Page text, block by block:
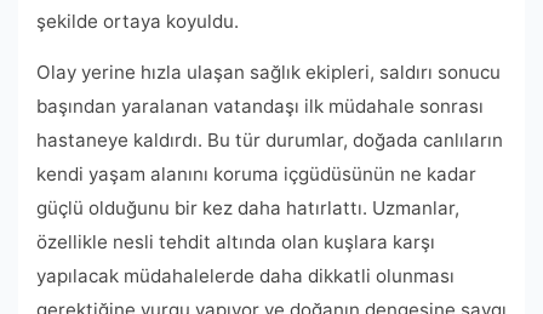
şekilde ortaya koyuldu.
Olay yerine hızla ulaşan sağlık ekipleri, saldırı sonucu
başından yaralanan vatandaşı ilk müdahale sonrası
hastaneye kaldırdı. Bu tür durumlar, doğada canlıların
kendi yaşam alanını koruma içgüdüsünün ne kadar
güçlü olduğunu bir kez daha hatırlattı. Uzmanlar,
özellikle nesli tehdit altında olan kuşlara karşı
yapılacak müdahalelerde daha dikkatli olunması